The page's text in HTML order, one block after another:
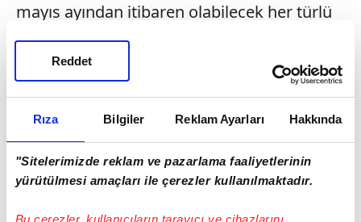
Rıza Bilgiler Reklam Ayarları Hakkında
"Sitelerimizde reklam ve pazarlama faaliyetlerinin
yürütülmesi amaçları ile çerezler kullanılmaktadır.
Bu çerezler, kullanıcıların tarayıcı ve cihazlarını
Reddet
mayıs ayından itibaren olabilecek her türlü
halk oylaması, cumhurbaşkanlığı seçimleri,
genel seçimlerde vatandaşlarımız burada oy
kullanabilecekler” dedi. Frankfurt
(DİTİB) Hessen Eyaleti Birliğini ziyareti ile
sürdüren Yurtnaç ve beraberindeki heyet
daha sonra Köln’e geçti. Heyet, yarın Köln’de